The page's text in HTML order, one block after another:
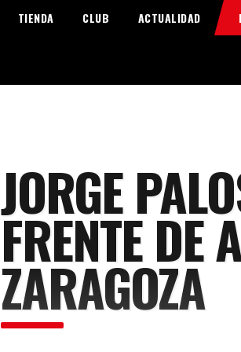
TIENDA CLUB ACTUALIDAD
Home
Food & Drink
JORGE
FRENTE DE
ZARAGOZA